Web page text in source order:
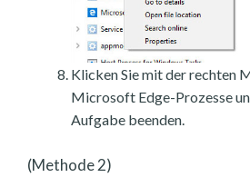
Klicken Sie mit der rechten
Microsoft Edge-Prozesse
Aufgabe beenden.
(Methode 2)